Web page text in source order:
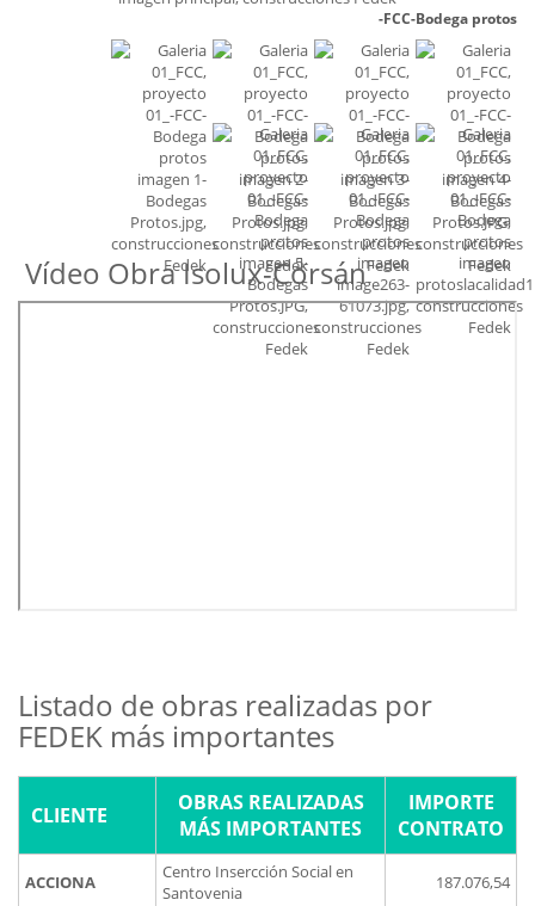
-FCC-Bodega protos
Vídeo Obra Isolux-Corsán
Listado de obras realizadas por
FEDEK más importantes
CLIENTE
OBRAS REALIZADAS
MÁS IMPORTANTES
IMPORTE
CONTRATO
ACCIONA
Centro Insercción Social en
Santovenia
187.076,54